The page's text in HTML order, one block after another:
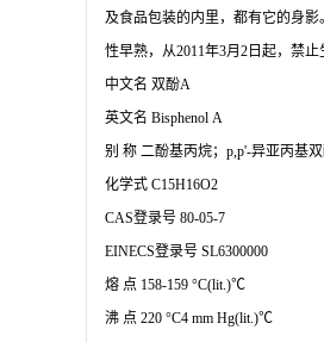
及食品包装的内里，都有它的身
性早熟，从2011年3月2日起，禁
中文名 双酚A
英文名 Bisphenol A
别 称 二酚基丙烷；p,p'-异亚丙基
化学式 C15H16O2
CAS登录号 80-05-7
EINECS登录号 SL6300000
熔 点 158-159 °C(lit.)℃
沸 点 220 °C4 mm Hg(lit.)℃